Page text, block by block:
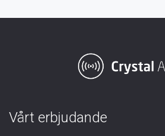
Vårt erbjudande